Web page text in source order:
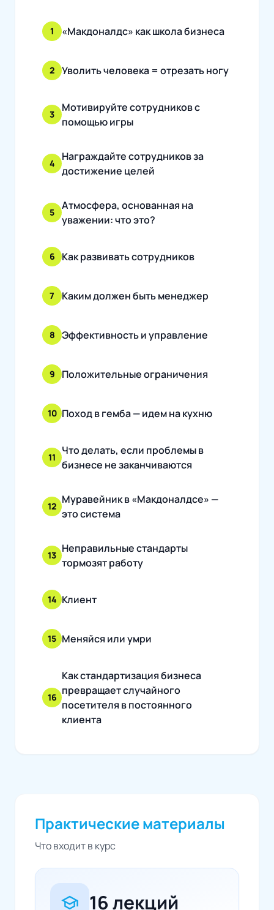
1 «Макдоналдс» как школа бизнеса
2 Уволить человека = отрезать ногу
3
Мотивируйте сотрудников с
помощью игры
4
Награждайте сотрудников за
достижение целей
5
Атмосфера, основанная на
уважении: что это?
6 Как развивать сотрудников
7 Каким должен быть менеджер
8 Эффективность и управление
9 Положительные ограничения
10 Поход в гемба — идем на кухню
11
Что делать, если проблемы в
бизнесе не заканчиваются
12
Муравейник в «Макдоналдсе» —
это система
13
Неправильные стандарты
тормозят работу
14 Клиент
15 Меняйся или умри
16
Как стандартизация бизнеса
превращает случайного
посетителя в постоянного
клиента
Практические материалы
Что входит в курс
school 16 лекций